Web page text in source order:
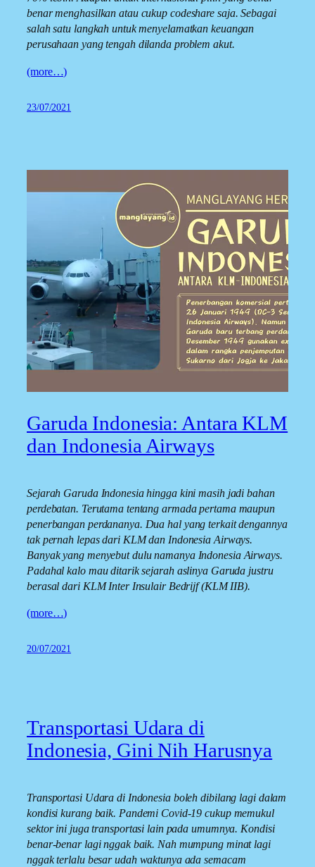
benar menghasilkan atau cukup codeshare saja. Sebagai
salah satu langkah untuk menyelamatkan keuangan
perusahaan yang tengah dilanda problem akut.
(more…)
23/07/2021
Garuda Indonesia: Antara KLM
dan Indonesia Airways
Sejarah Garuda Indonesia hingga kini masih jadi bahan
perdebatan. Terutama tentang armada pertama maupun
penerbangan perdananya. Dua hal yang terkait dengannya
tak pernah lepas dari KLM dan Indonesia Airways.
Banyak yang menyebut dulu namanya Indonesia Airways.
Padahal kalo mau ditarik sejarah aslinya Garuda justru
berasal dari KLM Inter Insulair Bedrijf (KLM IIB).
(more…)
20/07/2021
Transportasi Udara di
Indonesia, Gini Nih Harusnya
Transportasi Udara di Indonesia boleh dibilang lagi dalam
kondisi kurang baik. Pandemi Covid-19 cukup memukul
sektor ini juga transportasi lain pada umumnya. Kondisi
benar-benar lagi nggak baik. Nah mumpung minat lagi
nggak terlalu besar udah waktunya ada semacam